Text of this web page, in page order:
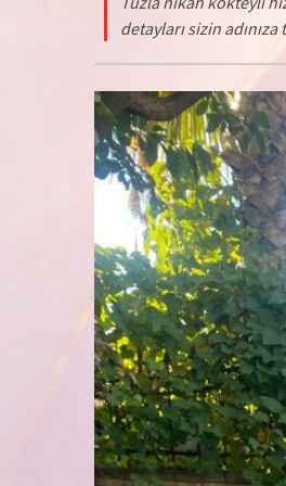
detayları sizin